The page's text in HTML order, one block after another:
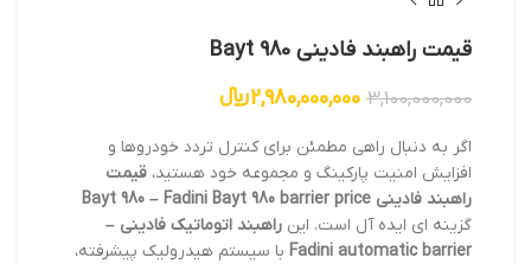
قیمت راهبند فادینی Bayt 980
3,100,000,000
2,980,000,000﷼
اگر به دنبال راهی مطمئن برای کنترل تردد خودروها و
افزایش امنیت پارکینگ و مجموعه خود هستید، قیمت
راهبند فادینی Bayt 980 – Fadini Bayt 980 barrier price
گزینه ای ایده آل است. این راهبند اتوماتیک فادینی –
Fadini automatic barrier با سیستم هیدرولیک پیشرفته،